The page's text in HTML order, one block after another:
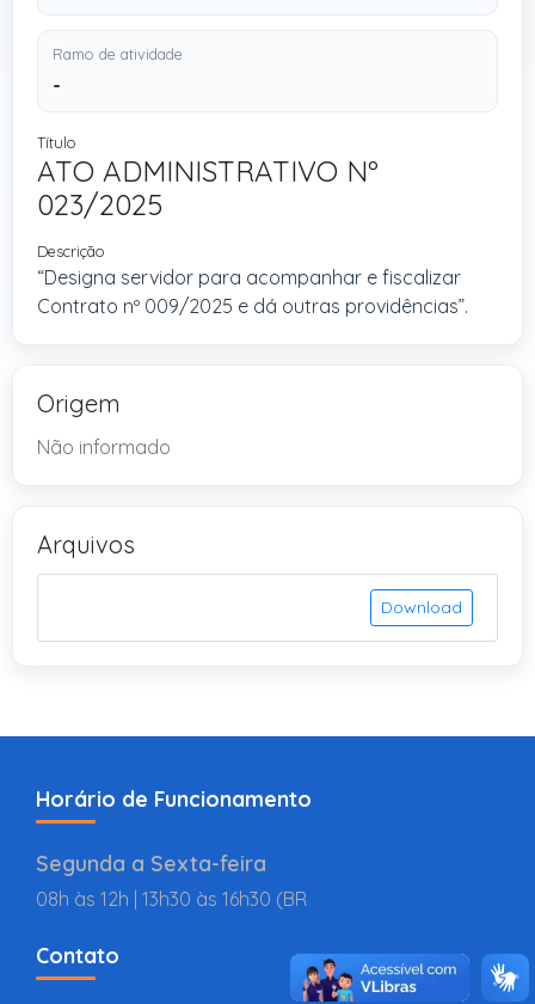
Ramo de atividade
-
Título
ATO ADMINISTRATIVO Nº
023/2025
Descrição
“Designa servidor para acompanhar e fiscalizar
Contrato nº 009/2025 e dá outras providências”.
Origem
Não informado
Arquivos
Download
Horário de Funcionamento
Segunda a Sexta-feira
08h às 12h | 13h30 às 16h30 (BR
Contato